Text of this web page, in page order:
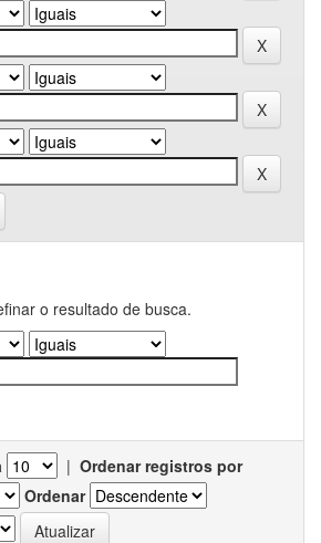
o resultado de busca.
| Ordenar registros por
Ordenar